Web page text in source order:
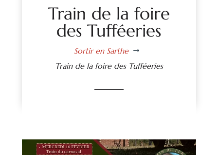
Train de la foire
des Tufféeries
Sortir en Sarthe $
Train de la foire des Tufféeries